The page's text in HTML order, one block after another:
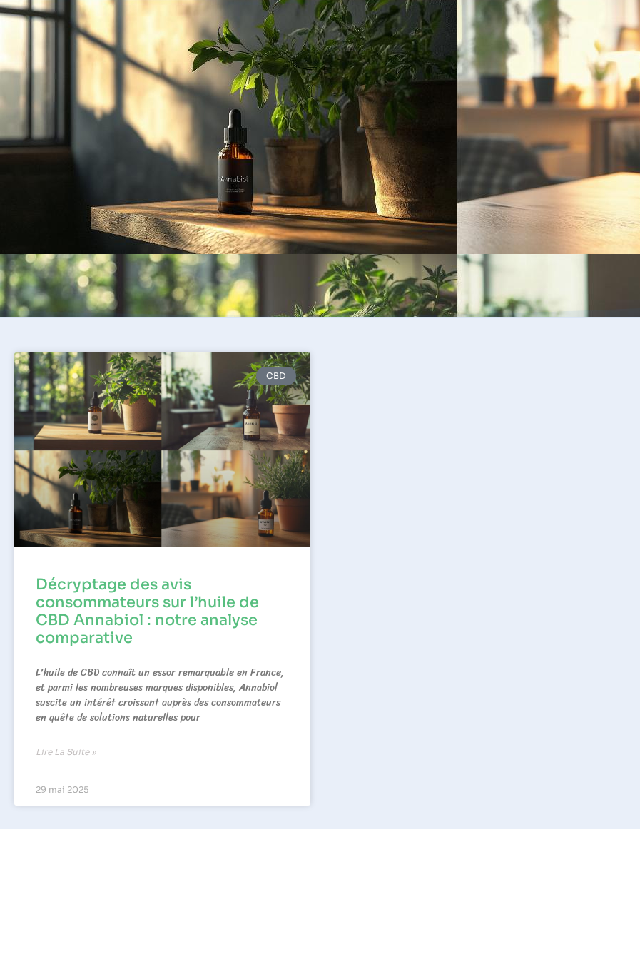
CBD
Décryptage des avis
consommateurs sur l’huile de
CBD Annabiol : notre analyse
comparative
L'huile de CBD connaît un essor remarquable en France,
et parmi les nombreuses marques disponibles, Annabiol
suscite un intérêt croissant auprès des consommateurs
en quête de solutions naturelles pour
Lire La Suite »
29 mai 2025